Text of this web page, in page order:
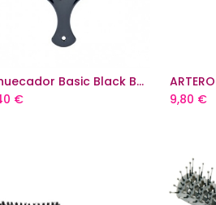
Add to Cart
Ahuecador Basic Black Bifull
€ 9,80 €